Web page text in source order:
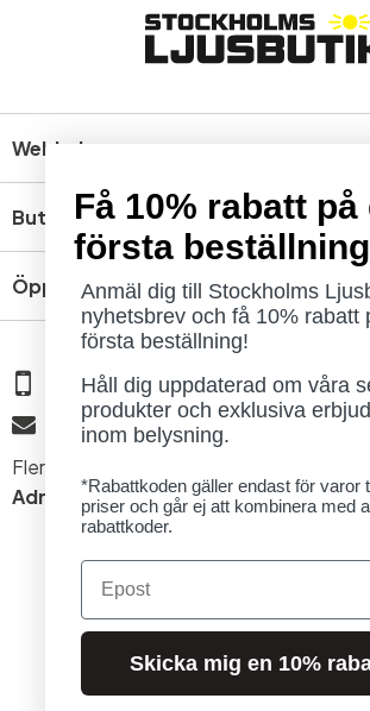
Webbshop
Butik
Öppettider
08 - 654 29 00
info@ljusbutik.se
Fler kontaktuppgifter »
Adress:
Kungsholmsgatan 6, 112 27
© 2026 Stockholms Ljusbutik. Alla
Få 10% rabatt på
första beställning
Anmäl dig till Stockholms
nyhetsbrev och få 10% rabatt
första beställning!
Håll dig uppdaterad om våra
produkter och exklusiva
inom belysning.
*Rabattkoden gäller endast för varor
priser och går ej att kombinera med
rabattkoder.
Email
Skicka mig en 10%